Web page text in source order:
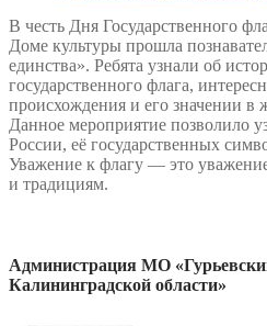
В честь Дня Государственного
Доме культуры прошла
единства». Ребята узнали об
государственного флага,
происхождения и его значении в
Данное мероприятие позволило
России, её государственных
Уважение к флагу — это
и традициям.
Администрация МО
Калининградской области»